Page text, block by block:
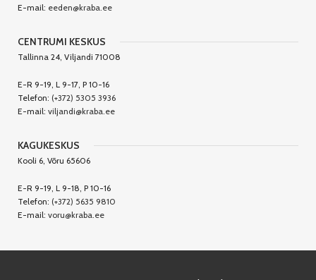
E-mail: eeden@kraba.ee
CENTRUMI KESKUS
Tallinna 24, Viljandi 71008
E-R 9-19, L 9-17, P 10-16
Telefon: (+372) 5305 3936
E-mail: viljandi@kraba.ee
KAGUKESKUS
Kooli 6, Võru 65606
E-R 9-19, L 9-18, P 10-16
Telefon: (+372) 5635 9810
E-mail: voru@kraba.ee